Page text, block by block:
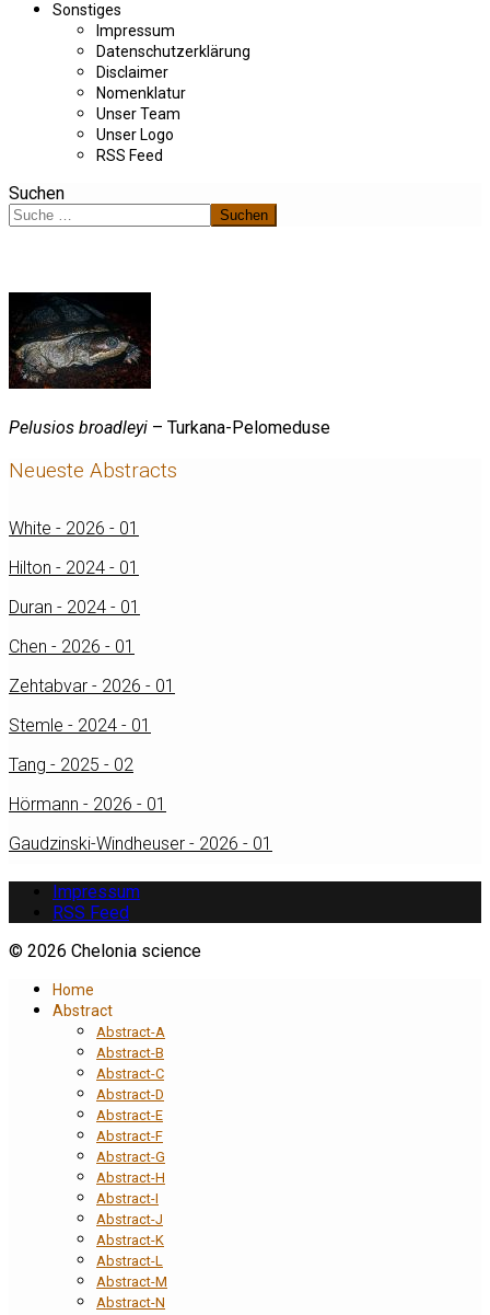
Sonstiges
Impressum
Datenschutzerklärung
Disclaimer
Nomenklatur
Unser Team
Unser Logo
RSS Feed
Suchen
Suchen
Pelusios broadleyi – Turkana-Pelomeduse
Neueste Abstracts
White - 2026 - 01
Hilton - 2024 - 01
Duran - 2024 - 01
Chen - 2026 - 01
Zehtabvar - 2026 - 01
Stemle - 2024 - 01
Tang - 2025 - 02
Hörmann - 2026 - 01
Gaudzinski-Windheuser - 2026 - 01
Impressum
RSS Feed
© 2026 Chelonia science
Home
Abstract
Abstract-A
Abstract-B
Abstract-C
Abstract-D
Abstract-E
Abstract-F
Abstract-G
Abstract-H
Abstract-I
Abstract-J
Abstract-K
Abstract-L
Abstract-M
Abstract-N